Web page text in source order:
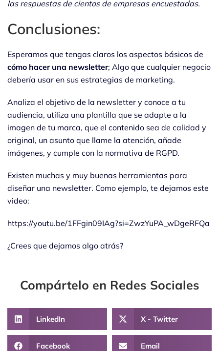
las respuestas de cientos de empresas encuestadas.
Conclusiones:
Esperamos que tengas claros los aspectos básicos de
cómo hacer una newsletter; Algo que cualquier negocio
debería usar en sus estrategias de marketing.
Analiza el objetivo de la newsletter y conoce a tu
audiencia, utiliza una plantilla que se adapte a la
imagen de tu marca, que el contenido sea de calidad y
original, un asunto que llame la atención, añade
imágenes, y cumple con la normativa de RGPD.
Existen muchas y muy buenas herramientas para
diseñar una newsletter. Como ejemplo, te dejamos este
video:
https://youtu.be/1FFgin09IAg?si=ZwzYuPA_wDgeRFQa
¿Crees que dejamos algo atrás?
Compártelo en Redes Sociales
LinkedIn X - Twitter
Facebook Email